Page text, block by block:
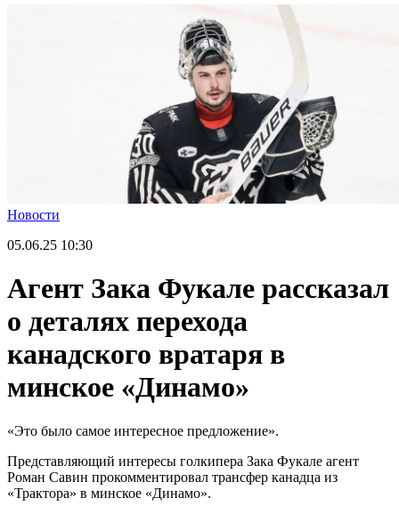
Новости
05.06.25 10:30
Агент Зака Фукале рассказал
о деталях перехода
канадского вратаря в
минское «Динамо»
«Это было самое интересное предложение».
Представляющий интересы голкипера Зака Фукале агент
Роман Савин прокомментировал трансфер канадца из
«Трактора» в минское «Динамо».